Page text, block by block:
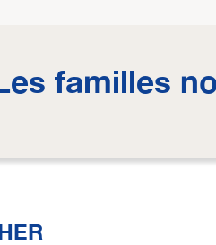
familles